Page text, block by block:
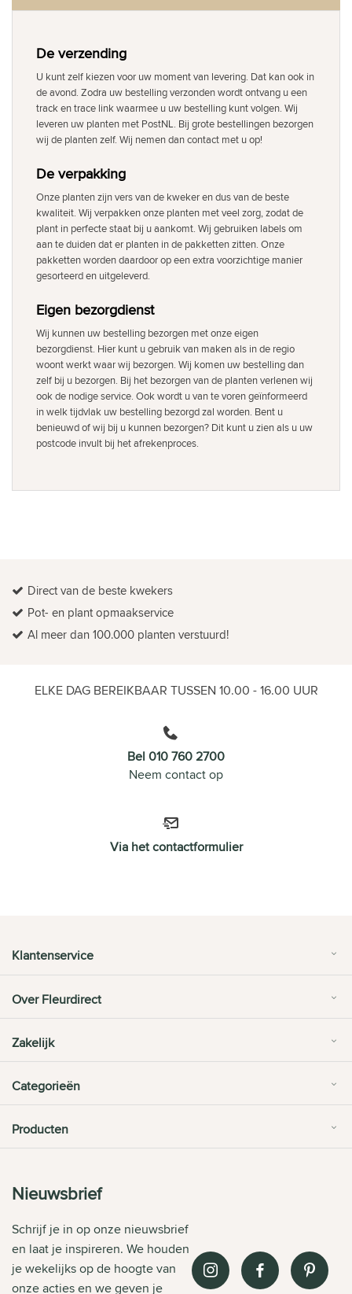
De verzending
U kunt zelf kiezen voor uw moment van levering. Dat kan ook in
de avond. Zodra uw bestelling verzonden wordt ontvang u een
track en trace link waarmee u uw bestelling kunt volgen. Wij
leveren uw planten met PostNL. Bij grote bestellingen bezorgen
wij de planten zelf. Wij nemen dan contact met u op!
De verpakking
Onze planten zijn vers van de kweker en dus van de beste
kwaliteit. Wij verpakken onze planten met veel zorg, zodat de
plant in perfecte staat bij u aankomt. Wij gebruiken labels om
aan te duiden dat er planten in de pakketten zitten. Onze
pakketten worden daardoor op een extra voorzichtige manier
gesorteerd en uitgeleverd.
Eigen bezorgdienst
Wij kunnen uw bestelling bezorgen met onze eigen
bezorgdienst. Hier kunt u gebruik van maken als in de regio
woont werkt waar wij bezorgen. Wij komen uw bestelling dan
zelf bij u bezorgen. Bij het bezorgen van de planten verlenen wij
ook de nodige service. Ook wordt u van te voren geïnformeerd
in welk tijdvlak uw bestelling bezorgd zal worden. Bent u
benieuwd of wij bij u kunnen bezorgen? Dit kunt u zien als u uw
postcode invult bij het afrekenproces.
Direct van de beste kwekers
Pot- en plant opmaakservice
Al meer dan 100.000 planten verstuurd!
ELKE DAG BEREIKBAAR TUSSEN 10.00 - 16.00 UUR
Bel 010 760 2700
Neem contact op
Via het contactformulier
Klantenservice
Over Fleurdirect
Zakelijk
Categorieën
Producten
Nieuwsbrief
Schrijf je in op onze nieuwsbrief
en laat je inspireren. We houden
je wekelijks op de hoogte van
onze acties en we geven je